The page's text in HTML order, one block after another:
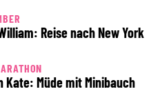
Reise nach New York
Kate: Müde mit Minibauch